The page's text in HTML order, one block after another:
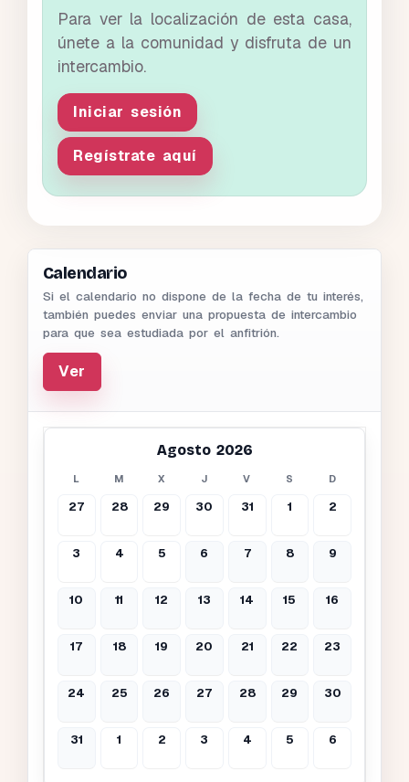
Para ver la localización de esta casa,
únete a la comunidad y disfruta de un
intercambio.
Iniciar sesión
Regístrate aquí
Calendario
Si el calendario no dispone de la fecha de tu interés,
también puedes enviar una propuesta de intercambio
para que sea estudiada por el anfitrión.
Ver
Agosto 2026
L M X J V S D
27 28 29 30 31 1 2
3 4 5 6 7 8 9
10 11 12 13 14 15 16
17 18 19 20 21 22 23
24 25 26 27 28 29 30
31 1 2 3 4 5 6